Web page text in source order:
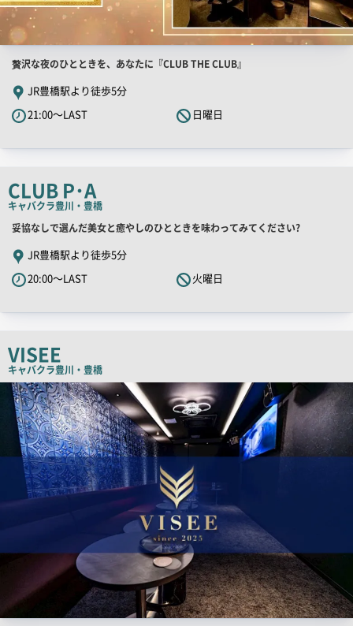
店
舗
PR
キ
コ
ピ
ー
贅沢な夜のひとときを、あなたに『CLUB THE CLUB』
JR豊橋駅より徒歩5分
21:00～LAST
日曜日
CLUB P･A
キャバクラ豊川・豊橋
店
舗
PR
キ
コ
ピ
ー
妥協なしで選んだ美女と癒やしのひとときを味わってみてください?
JR豊橋駅より徒歩5分
20:00～LAST
火曜日
VISEE
キャバクラ豊川・豊橋